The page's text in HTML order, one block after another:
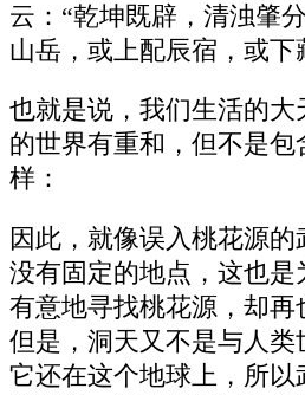
云：“乾坤既辟，清浊肇
山岳，或上配辰宿，或下
也就是说，我们生活的
的世界有重和，但不是
样：
因此，就像误入桃花源
没有固定的地点，这也
有意地寻找桃花源，却再
但是，洞天又不是与人类
它还在这个地球上，所以